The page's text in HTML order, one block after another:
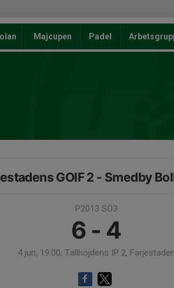
Majcupen Padel
GOIF 2 - Smedby
P2013 SÖ3
6 - 4
4 jun, 19:00, Tallhöjdens IP 2, Färjestaden